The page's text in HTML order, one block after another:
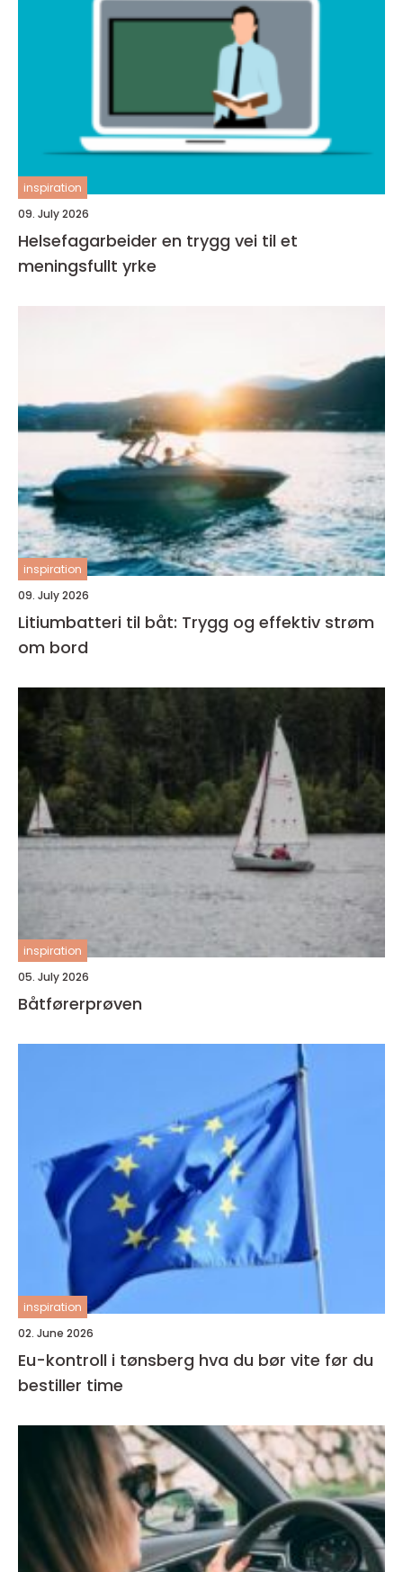
inspiration
09. July 2026
Helsefagarbeider en trygg vei til et
meningsfullt yrke
inspiration
09. July 2026
Litiumbatteri til båt: Trygg og effektiv strøm
om bord
inspiration
05. July 2026
Båtførerprøven
inspiration
02. June 2026
Eu-kontroll i tønsberg hva du bør vite før du
bestiller time